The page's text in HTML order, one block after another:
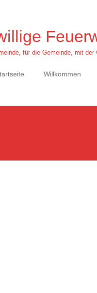
für die Gemeinde, mit der
Willkommen